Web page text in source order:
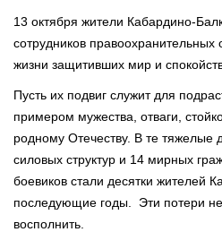
13 октября жители Кабардино-
сотрудников правоохранительных
жизни защитивших мир и
Пусть их подвиг служит для
примером мужества, отваги,
родному Отечеству. В те тяжелые
силовых структур и 14 мирных
боевиков стали десятки жителей
последующие годы. Эти потери
восполнить.